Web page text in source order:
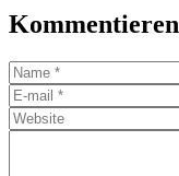
Kommentieren